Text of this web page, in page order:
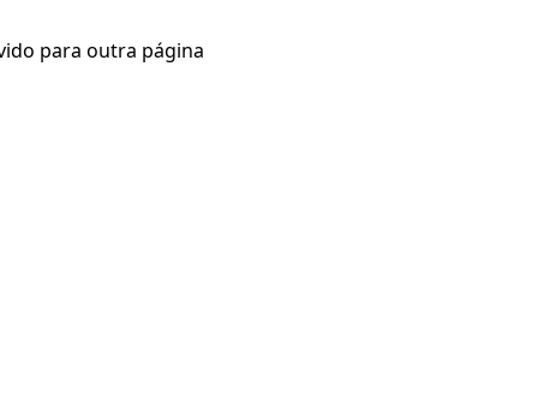
para outra página